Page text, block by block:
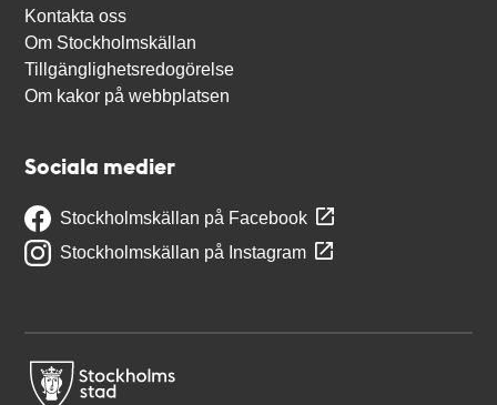
Kontakta oss
Om Stockholmskällan
Tillgänglighetsredogörelse
Om kakor på webbplatsen
Sociala medier
Stockholmskällan på Facebook
Stockholmskällan på Instagram